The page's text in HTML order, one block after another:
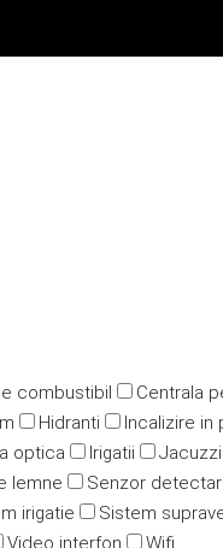
combustibil Centrala
Hidranti Incalizire in
optica Irigatii Jacuzzi
lemne Senzor
irigatie Sistem
Video interfon Wifi